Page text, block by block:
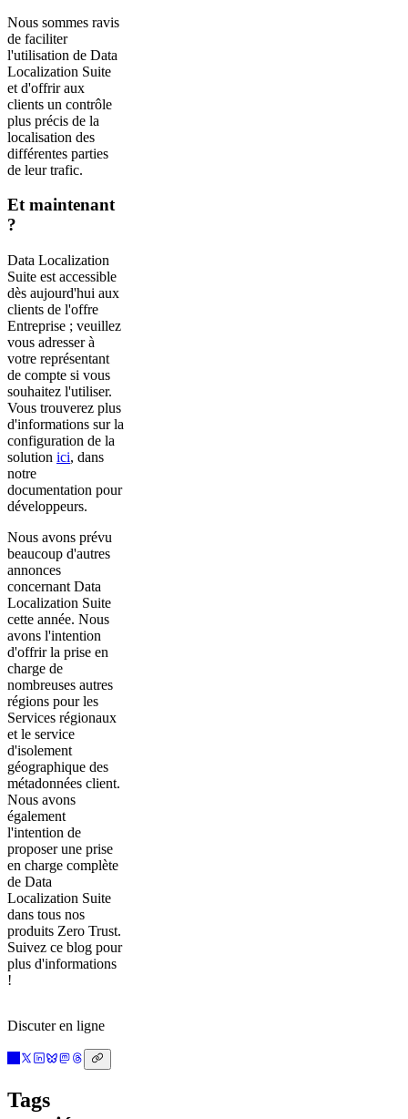
Nous sommes ravis
de faciliter
l'utilisation de Data
Localization Suite
et d'offrir aux
clients un contrôle
plus précis de la
localisation des
différentes parties
de leur trafic.
Et maintenant
?
Data Localization
Suite est accessible
dès aujourd'hui aux
clients de l'offre
Entreprise ; veuillez
vous adresser à
votre représentant
de compte si vous
souhaitez l'utiliser.
Vous trouverez plus
d'informations sur la
configuration de la
solution ici, dans
notre
documentation pour
développeurs.
Nous avons prévu
beaucoup d'autres
annonces
concernant Data
Localization Suite
cette année. Nous
avons l'intention
d'offrir la prise en
charge de
nombreuses autres
régions pour les
Services régionaux
et le service
d'isolement
géographique des
métadonnées client.
Nous avons
également
l'intention de
proposer une prise
en charge complète
de Data
Localization Suite
dans tous nos
produits Zero Trust.
Suivez ce blog pour
plus d'informations
!
Discuter en ligne
Tags